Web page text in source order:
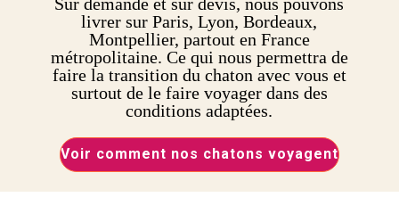
livrer sur Paris, Lyon, Bordeaux,
Montpellier, partout en France
métropolitaine. Ce qui nous permettra de
faire la transition du chaton avec vous et
surtout de le faire voyager dans des
conditions adaptées.
Voir comment nos chatons voyagent